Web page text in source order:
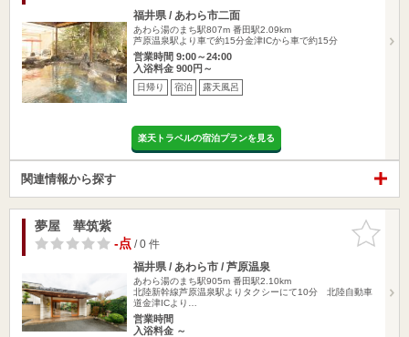
福井県 / あわら市二面
あわら湯のまち駅807m 番田駅2.09km
芦原温泉駅より車で約15分金津ICから車で約15分
営業時間 9:00～24:00
入浴料金 900円～
日帰り 宿泊 露天風呂
楽天トラベルの宿泊プランを見る
関連情報から探す
お気に入
りに追加
夢屋 華筑紫
-点/ 0 件
福井県 / あわら市 / 芦原温泉
あわら湯のまち駅905m 番田駅2.10km
北陸新幹線芦原温泉駅よりタクシーにて10分 北陸自動車
道金津ICより…
営業時間
入浴料金 ～